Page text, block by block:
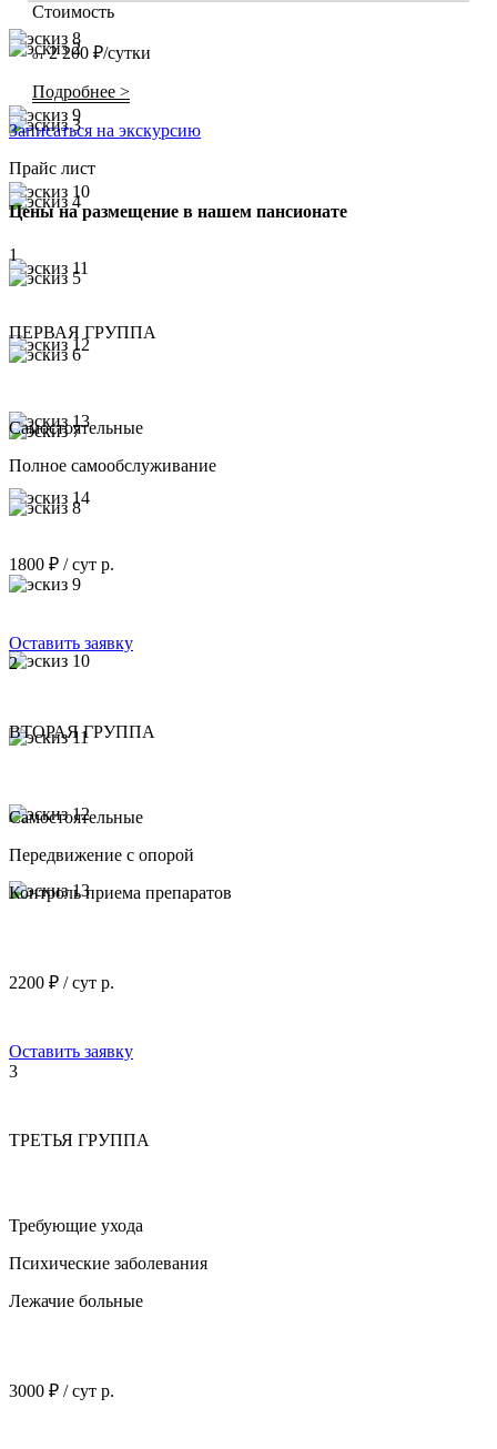
Стоимость
от2 200 ₽/сутки
Подробнее >
Записаться на экскурсию
Прайс лист
Цены на размещение в нашем пансионате
1
ПЕРВАЯ ГРУППА
Самостоятельные
Полное самообслуживание
1800 ₽ / сут р.
Оставить заявку
2
ВТОРАЯ ГРУППА
Самостоятельные
Передвижение с опорой
Контроль приема препаратов
2200 ₽ / сут р.
Оставить заявку
3
ТРЕТЬЯ ГРУППА
Требующие ухода
Психические заболевания
Лежачие больные
3000 ₽ / сут р.